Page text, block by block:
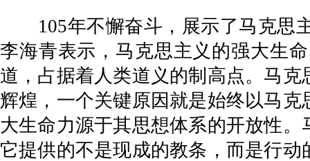
105年不懈奋斗，展示了马克思主
李海青表示，马克思主义的强大生
道，占据着人类道义的制高点。马
辉煌，一个关键原因就是始终以马
大生命力源于其思想体系的开放性
它提供的不是现成的教条，而是行